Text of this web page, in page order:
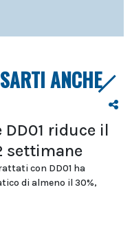
ANCHE
riduce il
settimane
con DD01 ha
di almeno il 30%,